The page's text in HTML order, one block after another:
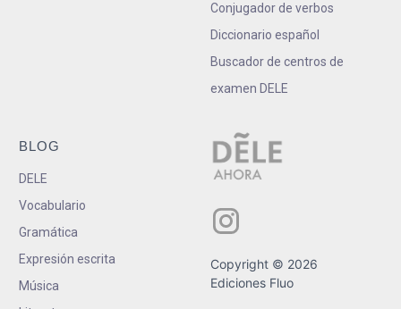
Conjugador de verbos
Diccionario español
Buscador de centros de
examen DELE
BLOG
DELE
Vocabulario
Gramática
Expresión escrita
Música
Copyright © 2026
Ediciones Fluo